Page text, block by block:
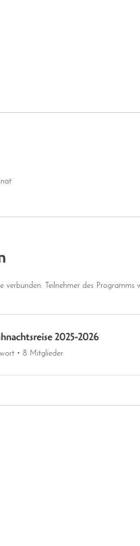
verbunden. Teilnehmer des Programms
2025-2026
• 8 Mitglieder